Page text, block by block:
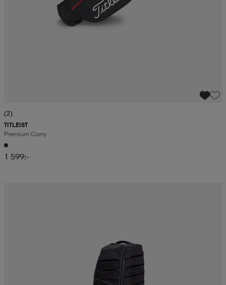
(2)
TITLEIST
Premium Carry
1 599:-